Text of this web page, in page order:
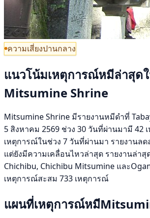
ความเสี่ยงปานกลาง
แนวโน้มเหตุการณ์หมีล่าสุด
Mitsumine Shrine
Mitsumine Shrine มีรายงานหมีดำที่
5 สิงหาคม 2569 ช่วง 30 วันที่ผ่านมามี 42
เหตุการณ์ในช่วง 7 วันที่ผ่านมา รายงานล
แต่ยังมีความเคลื่อนไหวล่าสุด รายงานล่าสุ
Chichibu, Chichibu Mitsumine และ
เหตุการณ์สะสม 733 เหตุการณ์
แผนที่เหตุการณ์หมี